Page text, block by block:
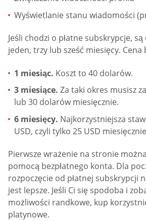
Wyświetlanie stanu wiadomości
Jeśli chodzi o płatne subskrypcje,
jeden, trzy lub sześć miesięcy. Cena
1 miesiąc. Koszt to 40 dolarów.
3 miesiące. Za taki okres musisz
lub 30 dolarów miesięcznie.
6 miesięcy. Najkorzystniejsza
USD, czyli tylko 25 USD
Pierwsze wrażenie na stronie
pomocą bezpłatnego konta. Dla
rozpoczęcie od płatnej subskrypcji
jest lepsze. Jeśli Ci się spodoba i
możliwości randkowe, kup
platynowe.